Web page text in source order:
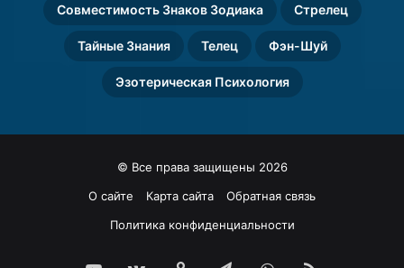
Совместимость Знаков Зодиака Стрелец
Тайные Знания Телец Фэн-Шуй
Эзотерическая Психология
© Все права защищены 2026
О сайте
Карта сайта
Обратная связь
Политика конфиденциальности